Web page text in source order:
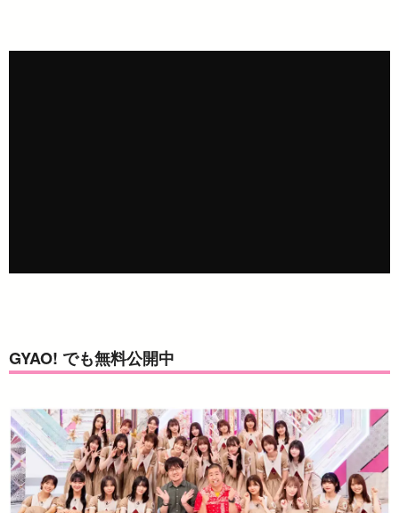
GYAO! でも無料公開中